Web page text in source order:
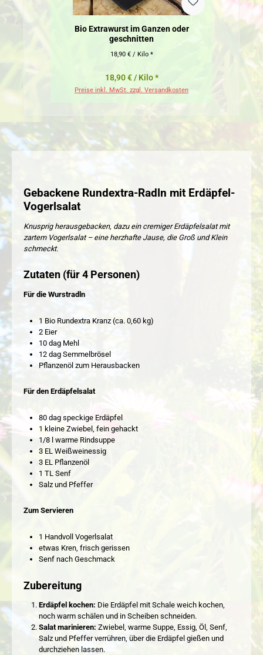
Bio Extrawurst im Ganzen oder
geschnitten
18,90 € / Kilo *
18,90 € / Kilo *
Preise inkl. MwSt. zzgl. Versandkosten
Bio
Gebackene Rundextra-Radln mit Erdäpfel-
Vogerlsalat
Knusprig herausgebacken, dazu ein cremiger Erdäpfelsalat mit
zartem Vogerlsalat – eine herzhafte Jause, die Groß und Klein
schmeckt.
Zutaten (für 4 Personen)
Für die Wurstradln
1 Bio Rundextra Kranz (ca. 0,60 kg)
2 Eier
10 dag Mehl
12 dag Semmelbrösel
Pflanzenöl zum Herausbacken
Für den Erdäpfelsalat
80 dag speckige Erdäpfel
1 kleine Zwiebel, fein gehackt
1/8 l warme Rindsuppe
3 EL Weißweinessig
3 EL Pflanzenöl
1 TL Senf
Salz und Pfeffer
Zum Servieren
1 Handvoll Vogerlsalat
etwas Kren, frisch gerissen
Senf nach Geschmack
Zubereitung
Erdäpfel kochen: Die Erdäpfel mit Schale weich kochen,
noch warm schälen und in Scheiben schneiden.
Salat marinieren: Zwiebel, warme Suppe, Essig, Öl, Senf,
Salz und Pfeffer verrühren, über die Erdäpfel gießen und
durchziehen lassen.